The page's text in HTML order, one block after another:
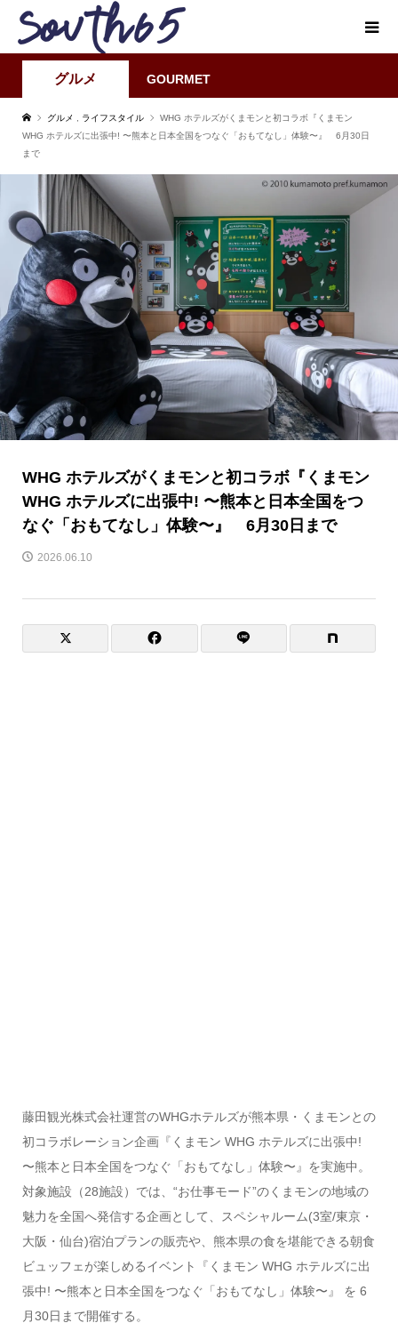
グルメ GOURMET
グルメ ライフスタイル
WHG ホテルズがくまモンと初コラボ『くまモン
WHG ホテルズに出張中! 〜熊本と日本全国をつなぐ「おもてなし」体験〜』 6月30日
まで
WHG ホテルズがくまモンと初コラボ『くまモン
WHG ホテルズに出張中! 〜熊本と日本全国をつ
なぐ「おもてなし」体験〜』 6月30日まで
2026.06.10
藤田観光株式会社運営のWHGホテルズが熊本県・くまモンとの
初コラボレーション企画『くまモン WHG ホテルズに出張中!
〜熊本と日本全国をつなぐ「おもてなし」体験〜』を実施中。
対象施設（28施設）では、“お仕事モード”のくまモンの地域の
魅力を全国へ発信する企画として、スペシャルーム(3室/東京・
大阪・仙台)宿泊プランの販売や、熊本県の食を堪能できる朝食
ビュッフェが楽しめるイベント『くまモン WHG ホテルズに出
張中! 〜熊本と日本全国をつなぐ「おもてなし」体験〜』 を 6
月30日まで開催する。